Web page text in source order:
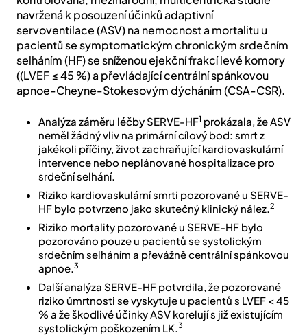
navržená k posouzení účinků adaptivní
servoventilace (ASV) na nemocnost a mortalitu u
pacientů se symptomatickým chronickým srdečním
selháním (HF) se sníženou ejekční frakcí levé komory
((LVEF ≤ 45 %) a převládající centrální spánkovou
apnoe-Cheyne-Stokesovým dýcháním (CSA-CSR).
Analýza záměru léčby SERVE-HF1 prokázala, že ASV
neměl žádný vliv na primární cílový bod: smrt z
jakékoli příčiny, život zachraňující kardiovaskulární
intervence nebo neplánované hospitalizace pro
srdeční selhání.
Riziko kardiovaskulární smrti pozorované u SERVE-
HF bylo potvrzeno jako skutečný klinický nález.2
Riziko mortality pozorované u SERVE-HF bylo
pozorováno pouze u pacientů se systolickým
srdečním selháním a převážně centrální spánkovou
apnoe.3
Další analýza SERVE-HF potvrdila, že pozorované
riziko úmrtnosti se vyskytuje u pacientů s LVEF < 45
% a že škodlivé účinky ASV korelují s již existujícím
systolickým poškozením LK.3